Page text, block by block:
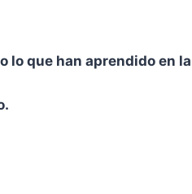
que han aprendido en